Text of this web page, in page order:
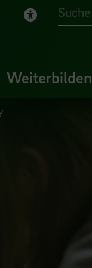
Modus
Visuelle Hilfe
Weiterbilden